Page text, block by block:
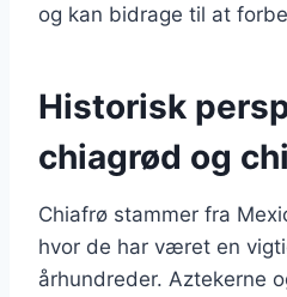
og kan bidrage til at
Historisk
chiagrød og
Chiafrø stammer fra
hvor de har været en
århundreder. Aztekerne